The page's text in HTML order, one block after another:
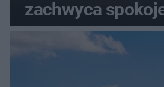
zachwyca
wodą